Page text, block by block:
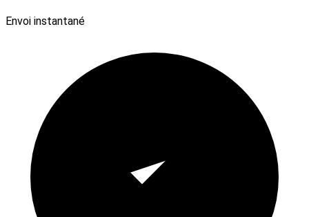
Envoi instantané